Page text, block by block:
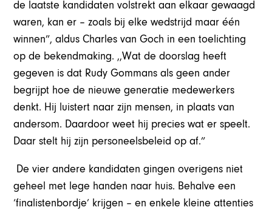
de laatste kandidaten volstrekt aan elkaar gewaagd
waren, kan er – zoals bij elke wedstrijd maar één
winnen”, aldus Charles van Goch in een toelichting
op de bekendmaking. ,,Wat de doorslag heeft
gegeven is dat Rudy Gommans als geen ander
begrijpt hoe de nieuwe generatie medewerkers
denkt. Hij luistert naar zijn mensen, in plaats van
andersom. Daardoor weet hij precies wat er speelt.
Daar stelt hij zijn personeelsbeleid op af.”
De vier andere kandidaten gingen overigens niet
geheel met lege handen naar huis. Behalve een
‘finalistenbordje’ krijgen – en enkele kleine attenties